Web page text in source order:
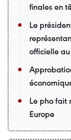
finales en
Le
officielle
Le pho fait
Europe